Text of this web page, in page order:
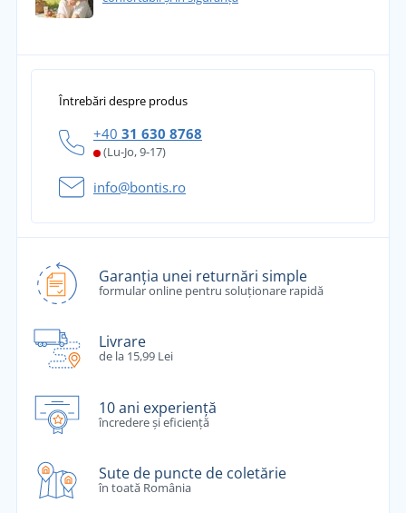
Întrebări despre produs
+40 31 630 8768
(Lu-Jo, 9-17)
info@bontis.ro
Garanția unei returnări simple
formular online pentru soluționare rapidă
Livrare
de la 15,99 Lei
10 ani experiență
încredere și eficiență
Sute de puncte de coletărie
în toată România